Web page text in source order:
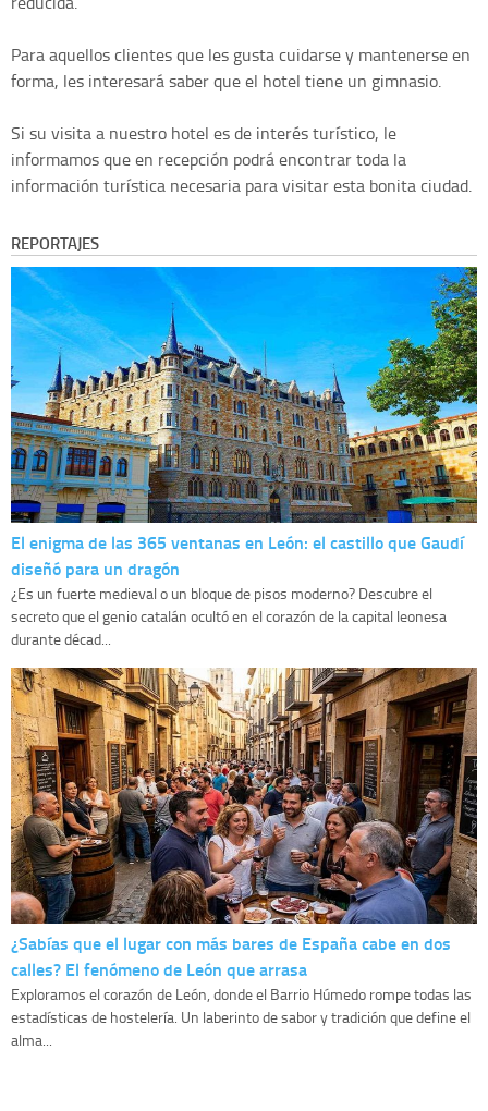
Para aquellos clientes que les gusta cuidarse y mantenerse en
forma, les interesará saber que el hotel tiene un gimnasio.
Si su visita a nuestro hotel es de interés turístico, le
informamos que en recepción podrá encontrar toda la
información turística necesaria para visitar esta bonita ciudad.
REPORTAJES
El enigma de las 365 ventanas en León: el castillo que Gaudí
diseñó para un dragón
¿Es un fuerte medieval o un bloque de pisos moderno? Descubre el
secreto que el genio catalán ocultó en el corazón de la capital leonesa
durante décad...
¿Sabías que el lugar con más bares de España cabe en dos
calles? El fenómeno de León que arrasa
Exploramos el corazón de León, donde el Barrio Húmedo rompe todas las
estadísticas de hostelería. Un laberinto de sabor y tradición que define el
alma...